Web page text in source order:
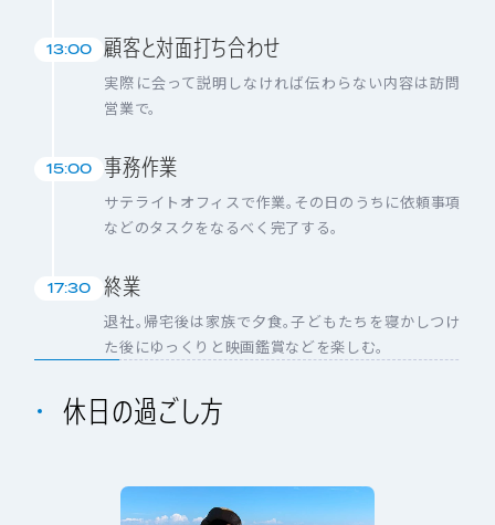
13:00 顧客と対面打ち合わせ
実際に会って説明しなければ伝わらない内容は訪問
営業で。
15:00 事務作業
サテライトオフィスで作業。その日のうちに依頼事項
などのタスクをなるべく完了する。
17:30 終業
退社。帰宅後は家族で夕食。子どもたちを寝かしつけ
た後にゆっくりと映画鑑賞などを楽しむ。
休日の過ごし方